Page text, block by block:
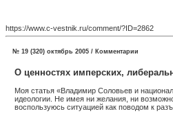
https://www.c-vestnik.ru/comment/?ID=2862
№ 19 (320) октябрь 2005 / Комментарии
О ценностях имперских,
Моя статья «Владимир Соловьев и
идеологии. Не имея ни желания, ни
воспользуюсь ситуацией как поводом к